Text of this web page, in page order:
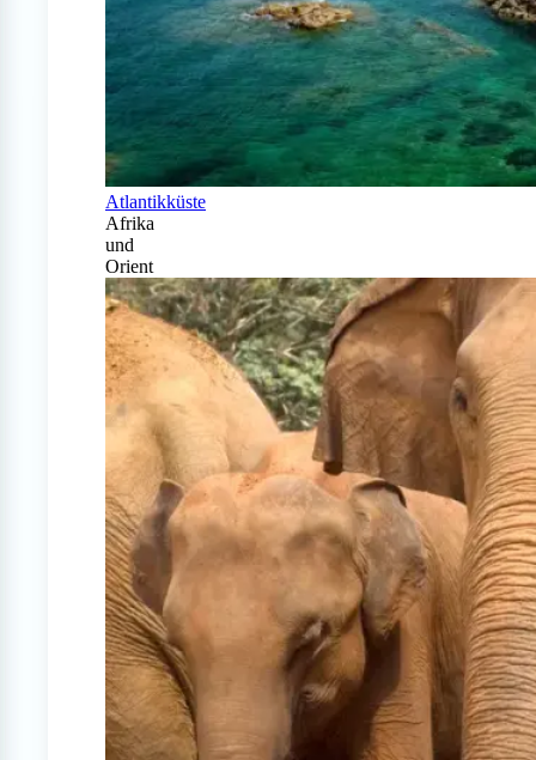
Atlantikküste
Afrika
und
Orient